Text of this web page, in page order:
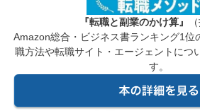
『転職と副業のかけ算』
Amazon総合・ビジネス書ランキング1位
職方法や転職サイト・エージェントにつ
す。